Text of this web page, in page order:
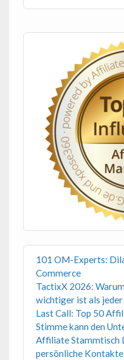
101 OM-Experts:
Commerce
TactixX 2026:
wichtiger ist als
Last Call: Top 50
Stimme kann den
Affiliate Stammtisch
persönliche